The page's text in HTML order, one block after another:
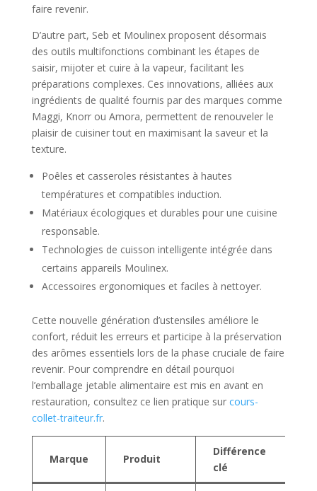
faire revenir.
D’autre part, Seb et Moulinex proposent désormais
des outils multifonctions combinant les étapes de
saisir, mijoter et cuire à la vapeur, facilitant les
préparations complexes. Ces innovations, alliées aux
ingrédients de qualité fournis par des marques comme
Maggi, Knorr ou Amora, permettent de renouveler le
plaisir de cuisiner tout en maximisant la saveur et la
texture.
Poêles et casseroles résistantes à hautes
températures et compatibles induction.
Matériaux écologiques et durables pour une cuisine
responsable.
Technologies de cuisson intelligente intégrée dans
certains appareils Moulinex.
Accessoires ergonomiques et faciles à nettoyer.
Cette nouvelle génération d’ustensiles améliore le
confort, réduit les erreurs et participe à la préservation
des arômes essentiels lors de la phase cruciale de faire
revenir. Pour comprendre en détail pourquoi
l’emballage jetable alimentaire est mis en avant en
restauration, consultez ce lien pratique sur cours-
collet-traiteur.fr.
Marque Produit
Différence
clé